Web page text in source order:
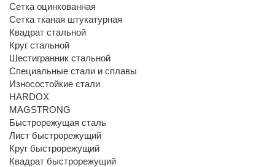
Сетка оцинкованная
Сетка тканая штукатурная
Квадрат стальной
Круг стальной
Шестигранник стальной
Специальные стали и сплавы
Износостойкие стали
HARDOX
MAGSTRONG
Быстрорежущая сталь
Лист быстрорежущий
Круг быстрорежущий
Квадрат быстрорежущий